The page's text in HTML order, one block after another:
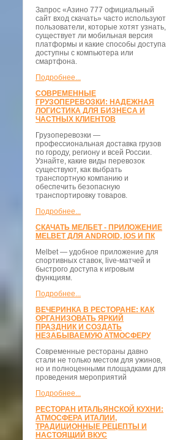
Запрос «Азино 777 официальный
сайт вход скачать» часто используют
пользователи, которые хотят узнать,
существует ли мобильная версия
платформы и какие способы доступа
доступны с компьютера или
смартфона.
Подробнее...
СОВРЕМЕННЫЕ
ГРУЗОПЕРЕВОЗКИ: НАДЕЖНАЯ
ЛОГИСТИКА ДЛЯ БИЗНЕСА И
ЧАСТНЫХ КЛИЕНТОВ
Грузоперевозки —
профессиональная доставка грузов
по городу, региону и всей России.
Узнайте, какие виды перевозок
существуют, как выбрать
транспортную компанию и
обеспечить безопасную
транспортировку товаров.
Подробнее...
СКАЧАТЬ МЕЛБЕТ - ПРИЛОЖЕНИЕ
MELBET ДЛЯ ANDROID, IOS И ПК
Melbet — удобное приложение для
спортивных ставок, live-матчей и
быстрого доступа к игровым
функциям.
Подробнее...
ВЕЧЕРИНКА В РЕСТОРАНЕ: КАК
ОРГАНИЗОВАТЬ ЯРКИЙ
ПРАЗДНИК И СОЗДАТЬ
НЕЗАБЫВАЕМУЮ АТМОСФЕРУ
Современные рестораны давно
стали не только местом для ужинов,
но и полноценными площадками для
проведения мероприятий
Подробнее...
РЕСТОРАН ИТАЛЬЯНСКОЙ КУХНИ:
АТМОСФЕРА ИТАЛИИ,
ТРАДИЦИОННЫЕ РЕЦЕПТЫ И
НАСТОЯЩИЙ ВКУС